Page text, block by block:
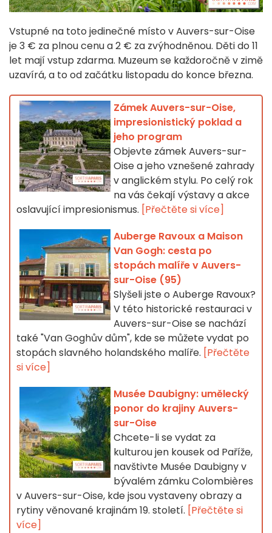
Vstupné na toto jedinečné místo v Auvers-sur-Oise
je 3 € za plnou cenu a 2 € za zvýhodněnou. Děti do 11
let mají vstup zdarma. Muzeum se každoročně v zimě
uzavírá, a to od začátku listopadu do konce března.
Zámek Auvers-sur-Oise,
impresionistický poklad a
jeho program
Objevte zámek Auvers-sur-
Oise a jeho vznešené zahrady
v anglickém stylu. Po celý rok
na vás čekají výstavy a akce
oslavující impresionismus. [Přečtěte si více]
Auberge Ravoux a Maison
Van Gogh: cesta po
stopách malíře v Auvers-
sur-Oise (95)
Slyšeli jste o Auberge Ravoux?
V této historické restauraci v
Auvers-sur-Oise se nachází
také "Van Goghův dům", kde se můžete vydat po
stopách slavného holandského malíře. [Přečtěte
si více]
Musée Daubigny: umělecký
ponor do krajiny Auvers-
sur-Oise
Chcete-li se vydat za
kulturou jen kousek od Paříže,
navštivte Musée Daubigny v
bývalém zámku Colombières
v Auvers-sur-Oise, kde jsou vystaveny obrazy a
rytiny věnované krajinám 19. století. [Přečtěte si
více]